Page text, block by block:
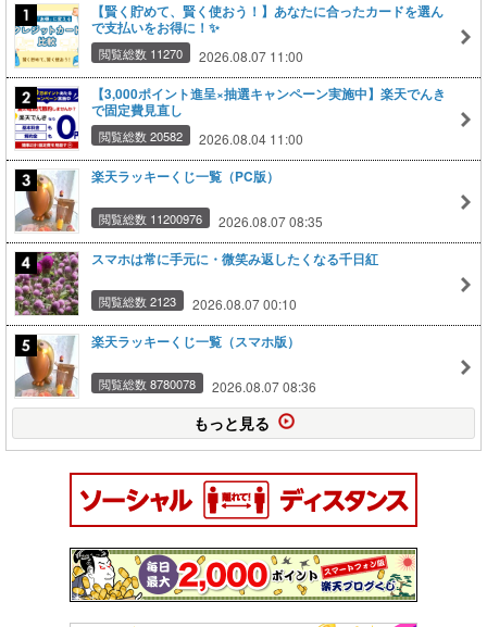
【賢く貯めて、賢く使おう！】あなたに合ったカードを選ん
で支払いをお得に！✨
閲覧総数 11270 2026.08.07 11:00
【3,000ポイント進呈×抽選キャンペーン実施中】楽天でんき
で固定費見直し
閲覧総数 20582 2026.08.04 11:00
楽天ラッキーくじ一覧（PC版）
閲覧総数 11200976 2026.08.07 08:35
スマホは常に手元に・微笑み返したくなる千日紅
閲覧総数 2123 2026.08.07 00:10
楽天ラッキーくじ一覧（スマホ版）
閲覧総数 8780078 2026.08.07 08:36
もっと見る